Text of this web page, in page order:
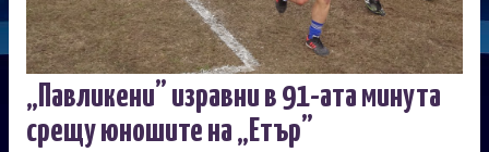
„Павликени” изравни в 91-ата минута
срещу юношите на „Етър”